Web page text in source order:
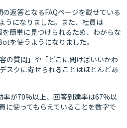
返答となるFAQページを載せている
うになりました。また、社員は
簡単に見つけられるため、わからな
を使うようになりました。
の質問」や「どこに聞けばいいかわ
スクに寄せられることはほとんどあ
率が70%以上、回答到達率は67%以
に使ってもらえていることを数字で